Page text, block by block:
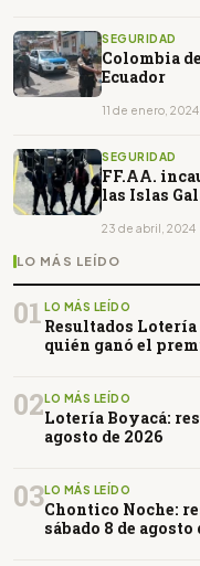
SEGURIDAD
Colombia
Ecuador
11 de enero, 2024
SEGURIDAD
FF.AA.
las Islas
23 de abril, 2024
LO MÁS LEÍDO
01 LO MÁS LEÍDO
Resultados Lotería
quién ganó el
02LO MÁS LEÍDO
Lotería Boyacá:
agosto de 2026
03LO MÁS LEÍDO
Chontico Noche:
sábado 8 de agosto